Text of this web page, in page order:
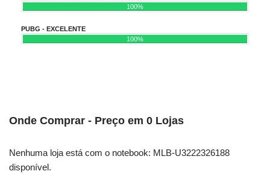
100%
PUBG - EXCELENTE
100%
Onde Comprar - Preço em 0 Lojas
Nenhuma loja está com o notebook: MLB-U3222326188
disponível.